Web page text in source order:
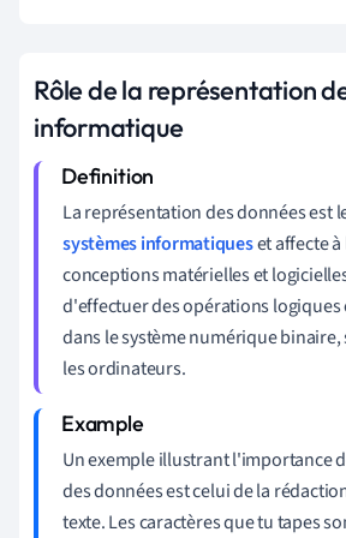
Rôle de la représentation
informatique
La représentation des données est
systèmes informatiqueset affecte à
conceptions matérielles et
d'effectuer des opérations
dans le système numérique
les ordinateurs.
Un exemple illustrant l'importance
des données est celui de la
texte. Les caractères que tu tapes